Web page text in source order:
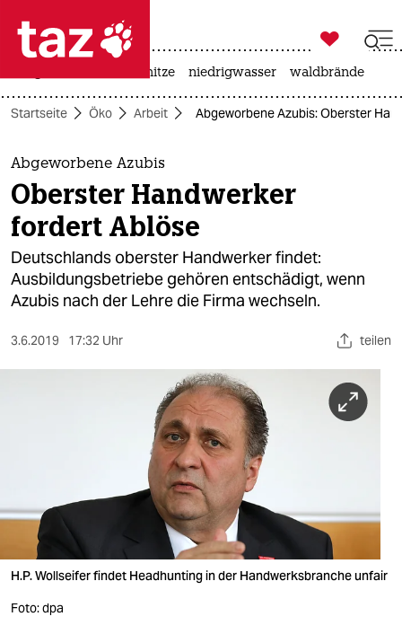
 taz zahl ich
taz zahl ich
themen
politik
öko
gesellschaft
sport
verlag
verlag

taz zahl ich
hitze niedrigwasser waldbrände
Startseite Öko Arbeit Abgeworbene Azubis: Oberster
Abgeworbene Azubis
Oberster Handwerker
fordert Ablöse
Deutschlands oberster Handwerker findet:
Ausbildungsbetriebe gehören entschädigt, wenn
Azubis nach der Lehre die Firma wechseln.
3.6.2019 17:32 Uhr teilen
H.P. Wollseifer findet Headhunting in der Handwerksbranche unfair
Foto: dpa